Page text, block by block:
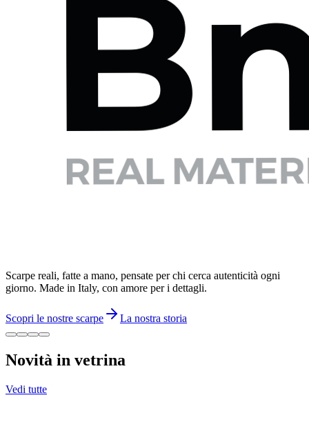
Scarpe reali, fatte a mano, pensate per chi cerca autenticità ogni
giorno. Made in Italy, con amore per i dettagli.
Scopri le nostre scarpe La nostra storia
Novità in vetrina
Vedi tutte